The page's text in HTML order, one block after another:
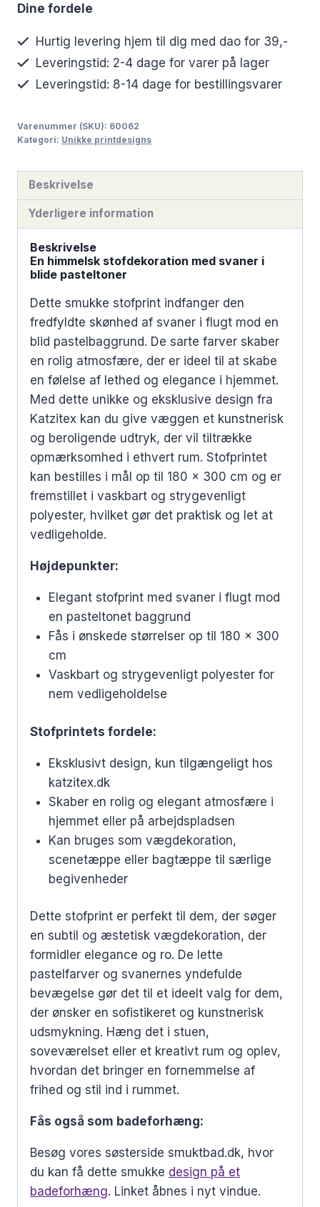
i
pasteller
antal
Dine fordele
Hurtig levering hjem til dig med dao for 39,-
Leveringstid: 2-4 dage for varer på lager
Leveringstid: 8-14 dage for bestillingsvarer
Varenummer (SKU): 60062
Kategori: Unikke printdesigns
Beskrivelse
Yderligere information
Beskrivelse
En himmelsk stofdekoration med svaner i
blide pasteltoner
Dette smukke stofprint indfanger den
fredfyldte skønhed af svaner i flugt mod en
blid pastelbaggrund. De sarte farver skaber
en rolig atmosfære, der er ideel til at skabe
en følelse af lethed og elegance i hjemmet.
Med dette unikke og eksklusive design fra
Katzitex kan du give væggen et kunstnerisk
og beroligende udtryk, der vil tiltrække
opmærksomhed i ethvert rum. Stofprintet
kan bestilles i mål op til 180 x 300 cm og er
fremstillet i vaskbart og strygevenligt
polyester, hvilket gør det praktisk og let at
vedligeholde.
Højdepunkter:
Elegant stofprint med svaner i flugt mod
en pasteltonet baggrund
Fås i ønskede størrelser op til 180 x 300
cm
Vaskbart og strygevenligt polyester for
nem vedligeholdelse
Stofprintets fordele:
Eksklusivt design, kun tilgængeligt hos
katzitex.dk
Skaber en rolig og elegant atmosfære i
hjemmet eller på arbejdspladsen
Kan bruges som vægdekoration,
scenetæppe eller bagtæppe til særlige
begivenheder
Dette stofprint er perfekt til dem, der søger
en subtil og æstetisk vægdekoration, der
formidler elegance og ro. De lette
pastelfarver og svanernes yndefulde
bevægelse gør det til et ideelt valg for dem,
der ønsker en sofistikeret og kunstnerisk
udsmykning. Hæng det i stuen,
soveværelset eller et kreativt rum og oplev,
hvordan det bringer en fornemmelse af
frihed og stil ind i rummet.
Fås også som badeforhæng:
Besøg vores søsterside smuktbad.dk, hvor
du kan få dette smukke design på et
badeforhæng. Linket åbnes i nyt vindue.